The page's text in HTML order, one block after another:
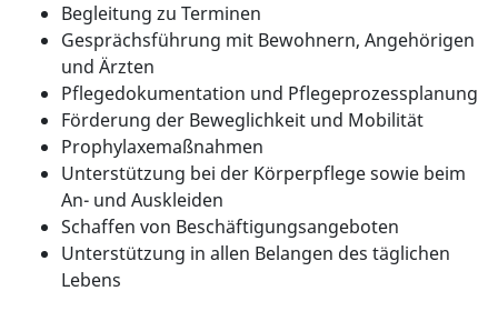
Begleitung zu Terminen
Gesprächsführung mit Bewohnern, Angehörigen
und Ärzten
Pflegedokumentation und Pflegeprozessplanung
Förderung der Beweglichkeit und Mobilität
Prophylaxemaßnahmen
Unterstützung bei der Körperpflege sowie beim
An- und Auskleiden
Schaffen von Beschäftigungsangeboten
Unterstützung in allen Belangen des täglichen
Lebens